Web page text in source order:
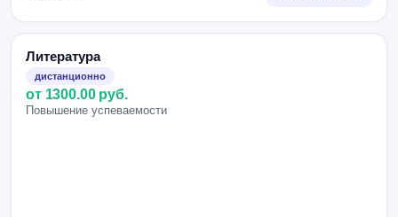
Литература
дистанционно
от 1300.00 руб.
Повышение успеваемости